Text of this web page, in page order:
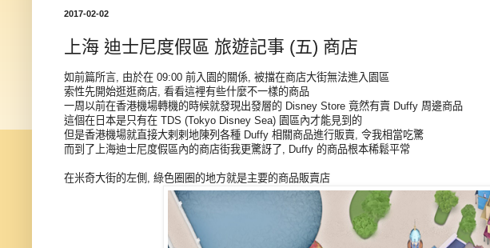
2017-02-02
上海 迪士尼度假區 旅遊記事 (五) 商店
如前篇所言, 由於在 09:00 前入園的關係, 被擋在商店大街無法進入園區
索性先開始逛逛商店, 看看這裡有些什麼不一樣的商品
一周以前在香港機場轉機的時候就發現出發層的 Disney Store 竟然有賣 Duffy 周邊商品
這個在日本是只有在 TDS (Tokyo Disney Sea) 園區內才能見到的
但是香港機場就直接大剌剌地陳列各種 Duffy 相關商品進行販賣, 令我相當吃驚
而到了上海迪士尼度假區內的商店街我更驚訝了, Duffy 的商品根本稀鬆平常
在米奇大街的左側, 綠色圈圈的地方就是主要的商品販賣店